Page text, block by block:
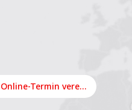
Online-Termin vereinbaren